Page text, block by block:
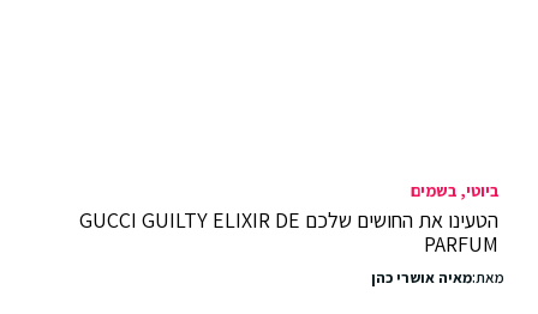
ביוטי בשמים
הטעינו את החושים שלכם GUCCI GUILTY ELIXIR DE
PARFUM
מאת:מאיה אושרי כהן